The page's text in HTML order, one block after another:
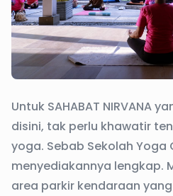
Untuk SAHABAT NIRVANA
disini, tak perlu khawatir
yoga. Sebab Sekolah Yoga
menyediakannya lengkap.
area parkir kendaraan